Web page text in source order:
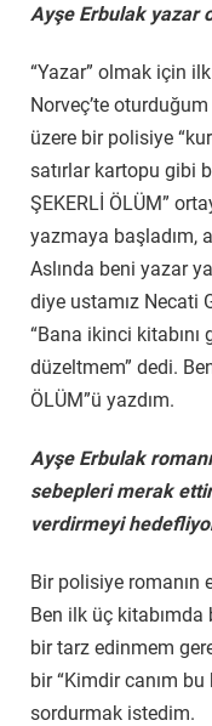
Ayşe Erbulak yazar
“Yazar” olmak için
Norveç’te
üzere bir polisiye
satırlar kartopu gibi
ŞEKERLİ ÖLÜM”
yazmaya başladım,
Aslında beni yazar
diye ustamız Necati
“Bana ikinci
düzeltmem” dedi.
ÖLÜM”ü yazdım.
Ayşe Erbulak
sebepleri merak
verdirmeyi
Bir polisiye romanın
Ben ilk üç
bir tarz edinmem
bir “Kimdir canım
sordurmak istedim.